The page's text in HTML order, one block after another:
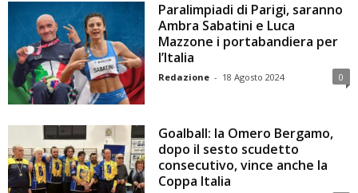
Paralimpiadi di Parigi, saranno
Ambra Sabatini e Luca
Mazzone i portabandiera per
l’Italia
Redazione - 18 Agosto 2024 0
Goalball: la Omero Bergamo,
dopo il sesto scudetto
consecutivo, vince anche la
Coppa Italia